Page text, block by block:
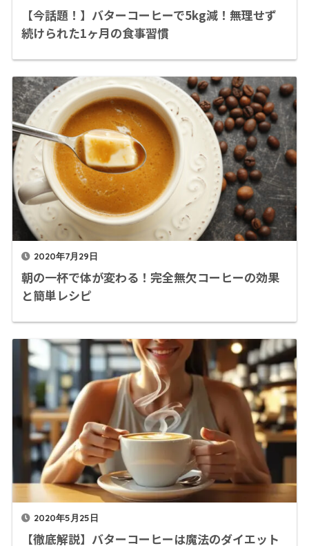
【今話題！】バターコーヒーで5kg減！無理せず
続けられた1ヶ月の食事習慣
2020年7月29日
朝の一杯で体が変わる！完全無欠コーヒーの効果
と簡単レシピ
2020年5月25日
【徹底解説】バターコーヒーは魔法のダイエット